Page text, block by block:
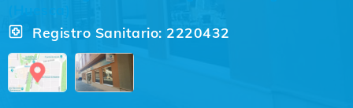
(Huesca)
Registro Sanitario: 2220432